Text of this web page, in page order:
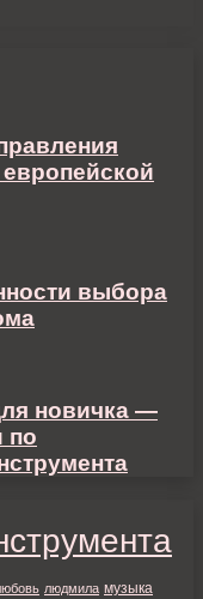
выбора
новичка —
по
людмила музыка